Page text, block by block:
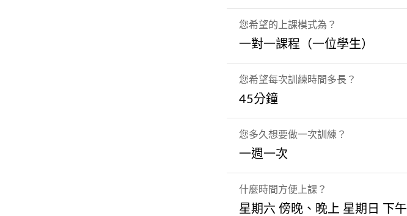
您希望的上課模式為？
一對一課程（一位學生）
您希望每次訓練時間多長？
45分鐘
您多久想要做一次訓練？
一週一次
什麼時間方便上課？
星期六 傍晚、晚上 星期日 下午